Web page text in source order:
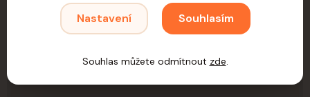
Kosmetika a Péče Antiparazitika Spreje na zvíře
Spreje na zvíře
Nastavení Souhlasím
Souhlas můžete odmítnout zde.